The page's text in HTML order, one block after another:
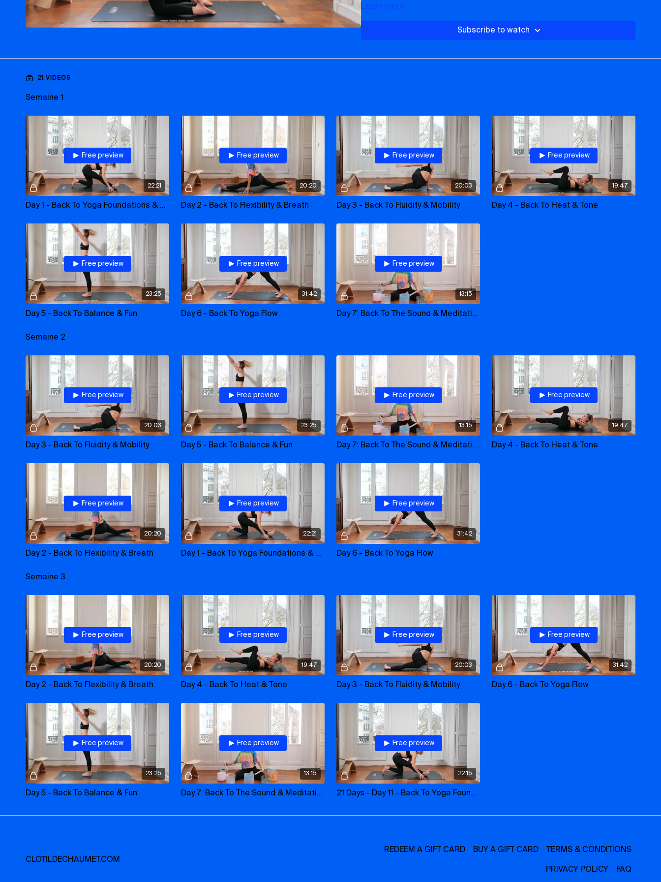
yoga, de manière structurée et guidée pendant 21 jours.
NIVEAU :
All levels
PLAYLISTS :
back to yoga foundations & sensations
back to flexibility & breath
back to fluidity & mobility
back to heat & tone
back to balance & fun
back to YOGA FLOW
MATERIEL :
untapis de yoga (avec un bon grip)
confortable, écouteurs ou casque recommandés, ou rien, juste respirez.
Reprenez le yoga, sentez-vous bien, allez loin.
Learn more
Subscribe to watch
21 VIDEOS
Semaine 1
22:21
Free preview
Day 1 - Back To Yoga Foundations & Sensations
20:20
Free preview
Day 2 - Back To Flexibility & Breath
20:03
Free preview
Day 3 - Back To Fluidity & Mobility
19:47
Free preview
Day 4 - Back To Heat & Tone
23:25
Free preview
Day 5 - Back To Balance & Fun
31:42
Free preview
Day 6 - Back To Yoga Flow
13:15
Free preview
Day 7: Back To The Sound & Meditation
Semaine 2
20:03
Free preview
Day 3 - Back To Fluidity & Mobility
23:25
Free preview
Day 5 - Back To Balance & Fun
13:15
Free preview
Day 7: Back To The Sound & Meditation
19:47
Free preview
Day 4 - Back To Heat & Tone
20:20
Free preview
Day 2 - Back To Flexibility & Breath
22:21
Free preview
Day 1 - Back To Yoga Foundations & Sensations
31:42
Free preview
Day 6 - Back To Yoga Flow
Semaine 3
20:20
Free preview
Day 2 - Back To Flexibility & Breath
19:47
Free preview
Day 4 - Back To Heat & Tone
20:03
Free preview
Day 3 - Back To Fluidity & Mobility
31:42
Free preview
Day 6 - Back To Yoga Flow
23:25
Free preview
Day 5 - Back To Balance & Fun
13:15
Free preview
Day 7: Back To The Sound & Meditation
22:15
Free preview
21 Days - Day 11 - Back To Yoga Foundations & Sensations - Video 1 Week 2 Et 3
CLOTILDECHAUMET.COM
REDEEM A GIFT CARD BUY A GIFT CARD TERMS & CONDITIONS
PRIVACY POLICY FAQ